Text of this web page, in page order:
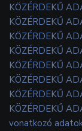
KÖZÉRDEKŰ
KÖZÉRDEKŰ
KÖZÉRDEKŰ
KÖZÉRDEKŰ
KÖZÉRDEKŰ
KÖZÉRDEKŰ
KÖZÉRDEKŰ
KÖZÉRDEKŰ
vonatkozó